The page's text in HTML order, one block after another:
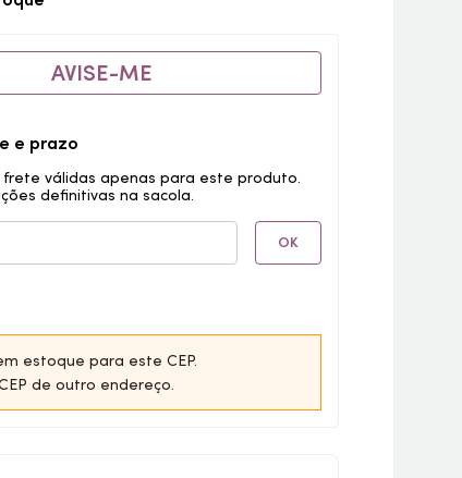
AVISE-ME
e prazo
válidas apenas para este produto.
definitivas na sacola.
OK
estoque para este CEP.
de outro endereço.